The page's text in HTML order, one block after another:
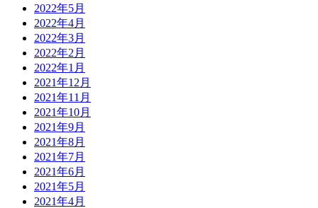
2022年5月
2022年4月
2022年3月
2022年2月
2022年1月
2021年12月
2021年11月
2021年10月
2021年9月
2021年8月
2021年7月
2021年6月
2021年5月
2021年4月